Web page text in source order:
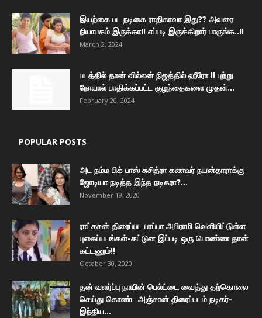
இயற்கை பட நடிகை ராதிகாவா இது?? அவரை
நியாபகம் இருக்கா!! எப்படி இருக்கிறார் பாருங்க..!!
March 2, 2024
படத்தில் தான் வில்லன் நிஜத்தில் ஹீரோ !! புற்று
நோயால் பாதிக்கப்பட்ட குழந்தைகளை முதன்...
February 20, 2024
POPULAR POSTS
அட நம்ம பிக் பாஸ் சுசித்ரா கணவர் நயன்தாராக்கு
ஜோடியா நடித்த இந்த நடிகரா?...
November 19, 2020
ராட்சசன் திரைப்பட பாப்பா அபிராமி வெளியிட்டுள்ள
புகைப்படங்கள்-கட்டுன இப்படி ஒரு பொண்ண தான்
கட்டணும்!!
October 30, 2020
தன் வளர்ப்பு நாயின் பெல்ட்டை வைத்து தற்கொலை
செய்து கொண்ட அஞ்சான் திரைப்படம் நடிகர்-
இந்திய...